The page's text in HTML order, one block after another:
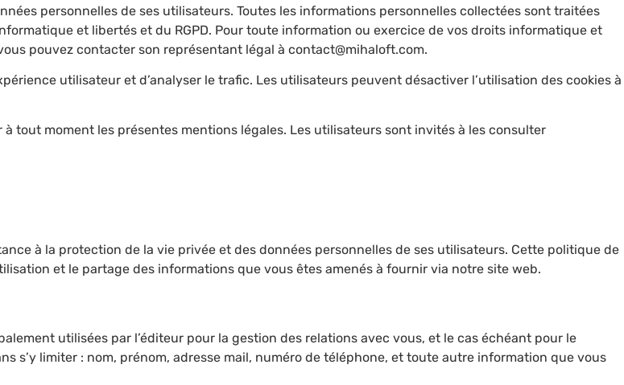
personnelles de ses utilisateurs. Toutes les informations personnelles collectées sont traitées
et libertés et du RGPD. Pour toute information ou exercice de vos droits informatique et
pouvez contacter son représentant légal à contact@mihaloft.com.
utilisateur et d’analyser le trafic. Les utilisateurs peuvent désactiver l’utilisation des cookies à
tout moment les présentes mentions légales. Les utilisateurs sont invités à les consulter
à la protection de la vie privée et des données personnelles de ses utilisateurs. Cette politique de
et le partage des informations que vous êtes amenés à fournir via notre site web.
utilisées par l’éditeur pour la gestion des relations avec vous, et le cas échéant pour le
s’y limiter : nom, prénom, adresse mail, numéro de téléphone, et toute autre information que vous